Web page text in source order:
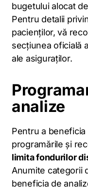
bugetului alocat
Pentru detalii
pacienților, vă
secțiunea oficială
ale asiguraților.
analize
Pentru a
programările și
limita fondurilor
Anumite categorii
beneficia de